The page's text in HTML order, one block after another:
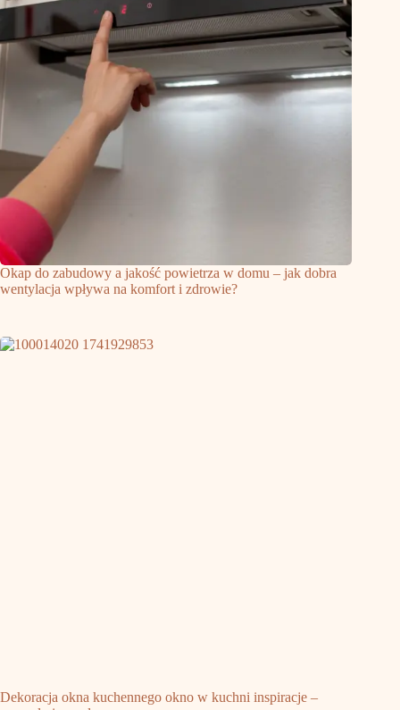
Okap do zabudowy a jakość powietrza w domu – jak dobra
wentylacja wpływa na komfort i zdrowie?
Dekoracja okna kuchennego okno w kuchni inspiracje –